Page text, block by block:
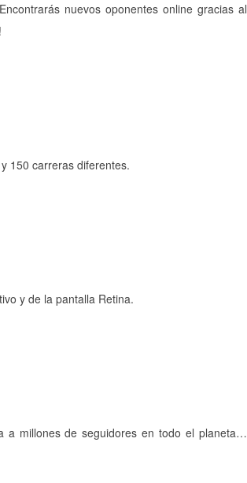
nuevos oponentes online gracias al
150 carreras diferentes.
y de la pantalla Retina.
a millones de seguidores en todo el planeta…